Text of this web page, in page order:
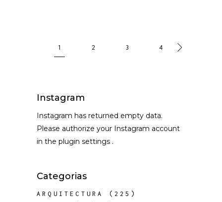
1 2 3 4
Instagram
Instagram has returned empty data.
Please authorize your Instagram account
in the plugin settings .
Categorias
ARQUITECTURA
(225)